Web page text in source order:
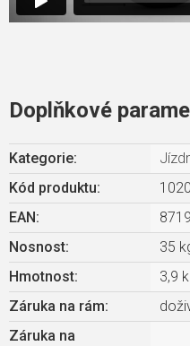
Doplňkové
Kategorie:
Kód produktu:
EAN :
Nosnost:
35
Hmotnost:
3,9
Záruka na rám:
Záruka na